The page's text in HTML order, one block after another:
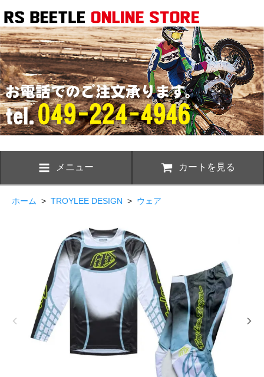
メニュー カートを見る
ホーム > TROYLEE DESIGN > ウェア